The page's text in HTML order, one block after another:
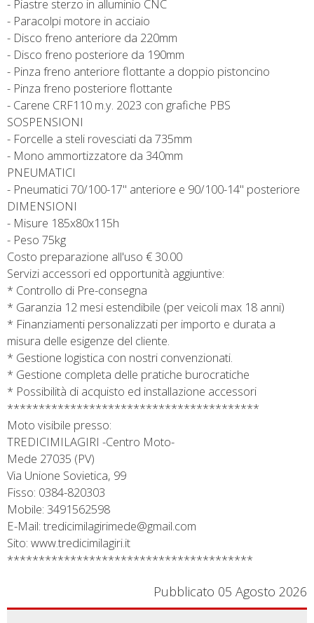
- Piastre sterzo in alluminio CNC
- Paracolpi motore in acciaio
- Disco freno anteriore da 220mm
- Disco freno posteriore da 190mm
- Pinza freno anteriore flottante a doppio pistoncino
- Pinza freno posteriore flottante
- Carene CRF110 m.y. 2023 con grafiche PBS
SOSPENSIONI
- Forcelle a steli rovesciati da 735mm
- Mono ammortizzatore da 340mm
PNEUMATICI
- Pneumatici 70/100-17" anteriore e 90/100-14" posteriore
DIMENSIONI
- Misure 185x80x115h
- Peso 75kg
Costo preparazione all'uso € 30.00
Servizi accessori ed opportunità aggiuntive:
* Controllo di Pre-consegna
* Garanzia 12 mesi estendibile (per veicoli max 18 anni)
* Finanziamenti personalizzati per importo e durata a
misura delle esigenze del cliente.
* Gestione logistica con nostri convenzionati.
* Gestione completa delle pratiche burocratiche
* Possibilità di acquisto ed installazione accessori
****************************************
Moto visibile presso:
TREDICIMILAGIRI -Centro Moto-
Mede 27035 (PV)
Via Unione Sovietica, 99
Fisso: 0384-820303
Mobile: 3491562598
E-Mail: tredicimilagirimede@gmail.com
Sito: www.tredicimilagiri.it
***************************************
Pubblicato 05 Agosto 2026